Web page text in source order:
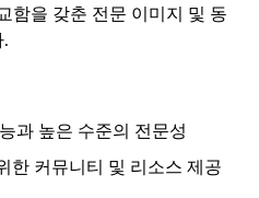
함을 갖춘 전문 이미지 및 동
과 높은 수준의 전문성
한 커뮤니티 및 리소스 제공